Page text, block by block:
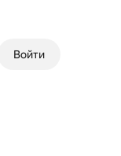
Войти